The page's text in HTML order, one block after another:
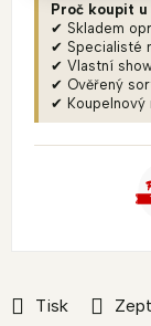
Tisk
Proč koupit u
✔ Skladem
✔ Specialisté
✔ Vlastní
✔ Ověřený
✔ Koupelnový